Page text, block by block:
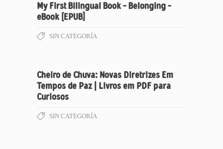
My First Bilingual Book – Belonging –
eBook [EPUB]
SIN CATEGORÍA
Cheiro de Chuva: Novas Diretrizes Em
Tempos de Paz | Livros em PDF para
Curiosos
SIN CATEGORÍA